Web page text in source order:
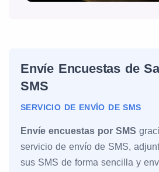
Envíe Encuestas de
SMS
SERVICIO DE ENVÍO DE SMS
Envíe encuestas por SMS
servicio de envío de SMS,
sus SMS de forma sencilla y